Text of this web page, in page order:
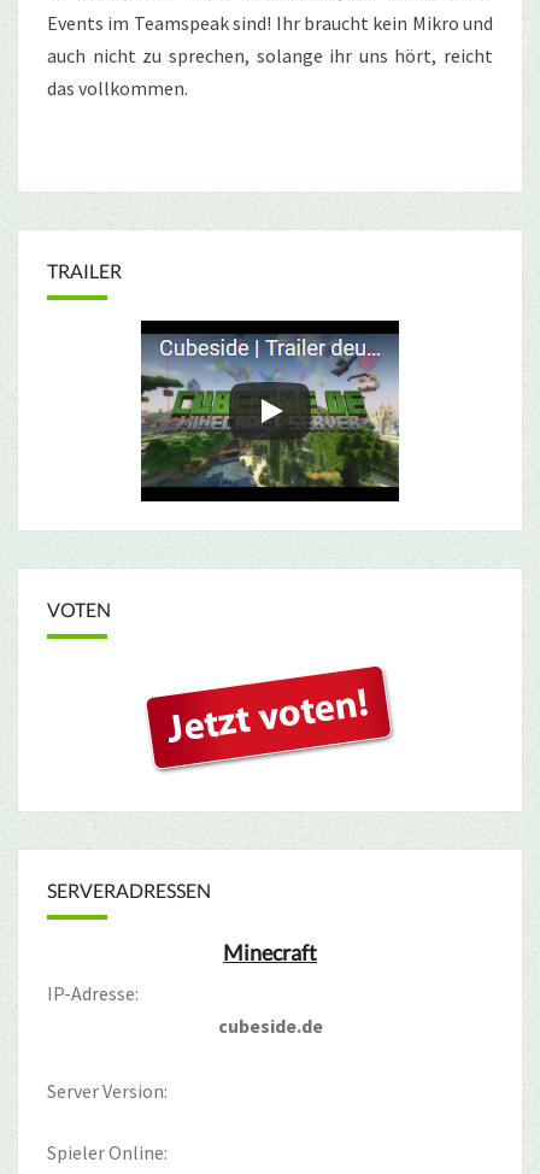
Events im Teamspeak sind! Ihr braucht kein Mikro und
auch nicht zu sprechen, solange ihr uns hört, reicht
das vollkommen.
TRAILER
VOTEN
SERVERADRESSEN
Minecraft
IP-Adresse:
cubeside.de
Server Version:
Spieler Online: